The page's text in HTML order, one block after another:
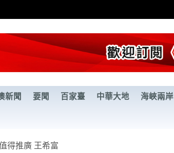
新聞 要聞 百家臺 中華大地 海峽兩岸
得推廣 王希富